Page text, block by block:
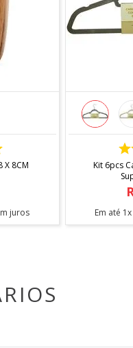
X 8CM
juros
Kit 6pcs
Em até 1x